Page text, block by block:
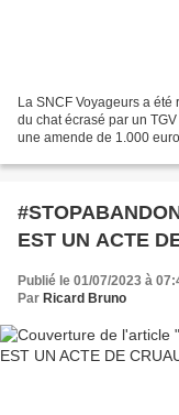
La SNCF Voyageurs a
du chat écrasé par un
une amende de 1.000
EST UN ACTE
Publié le 01/07/2023 à
Par Ricard Bruno